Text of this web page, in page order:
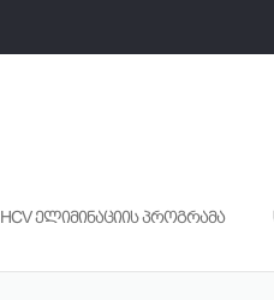
HCV ელიმინაციის პროგრამა